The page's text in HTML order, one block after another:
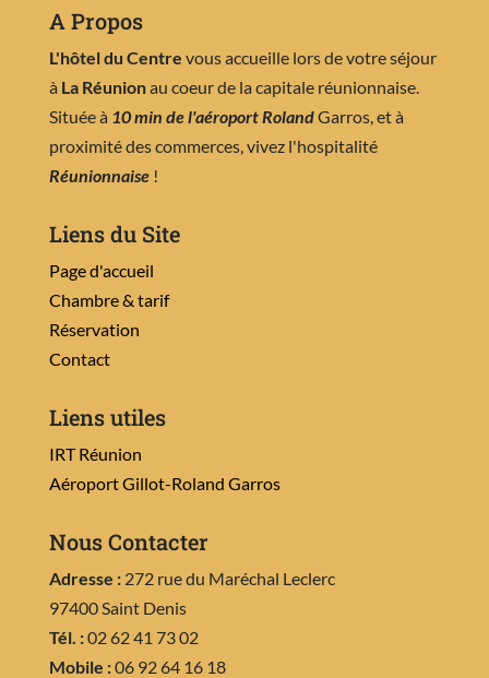
A Propos
L'hôtel du Centre vous accueille lors de votre séjour
à La Réunionau coeur de la capitale réunionnaise.
Située à 10 min de l'aéroport RolandGarros, et à
proximité des commerces, vivez l'hospitalité
Réunionnaise!
Liens du Site
Page d'accueil
Chambre & tarif
Réservation
Contact
Liens utiles
IRT Réunion
Aéroport Gillot-Roland Garros
Nous Contacter
Adresse :272 rue du Maréchal Leclerc
97400 Saint Denis
Tél. :02 62 41 73 02
Mobile :06 92 64 16 18